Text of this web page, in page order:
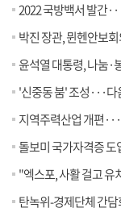
2022 국방백서 발간···'
박진 장관, 뮌헨안보
윤석열 대통령, 나눔·
'신중동 붐' 조성···다
지역주력산업 개편
돌보미 국가자격증 도
"엑스포, 사활 걸고 유치
탄녹위-경제단체 간담회